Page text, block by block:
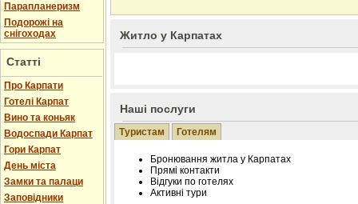
Парапланеризм
Подорожі на
снігоходах
Статті
Про Карпати
Готелі Карпат
Вино та коньяк
Водоспади Карпат
Гори Карпат
День міста
Замки та палаци
Заповідники
Житло у Карпатах
Наші послуги
Туристам Готелям
Бронювання житла у Карпатах
Прямі контакти
Відгуки по готелях
Активні тури